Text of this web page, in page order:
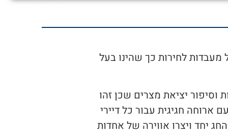
לחירות כך שהינו בעל
אכילת מצות וסיפור יציאת מצרים שכן זהו
ארוחה חגיגית עבור כל דיירי
יחד ויצרו אווירה של אחדות